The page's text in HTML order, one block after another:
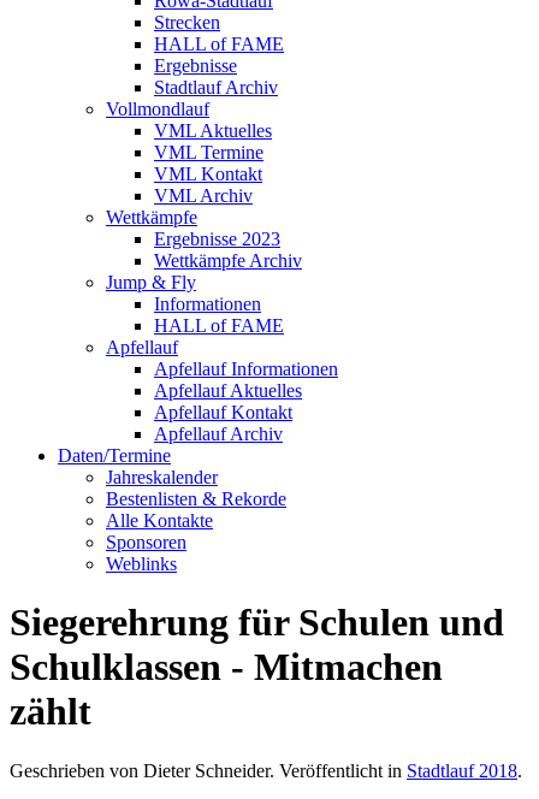
Strecken
HALL of FAME
Ergebnisse
Stadtlauf Archiv
Vollmondlauf
VML Aktuelles
VML Termine
VML Kontakt
VML Archiv
Wettkämpfe
Ergebnisse 2023
Wettkämpfe Archiv
Jump & Fly
Informationen
HALL of FAME
Apfellauf
Apfellauf Informationen
Apfellauf Aktuelles
Apfellauf Kontakt
Apfellauf Archiv
Daten/Termine
Jahreskalender
Bestenlisten & Rekorde
Alle Kontakte
Sponsoren
Weblinks
Siegerehrung für Schulen und
Schulklassen - Mitmachen
zählt
Geschrieben von Dieter Schneider. Veröffentlicht in Stadtlauf 2018.